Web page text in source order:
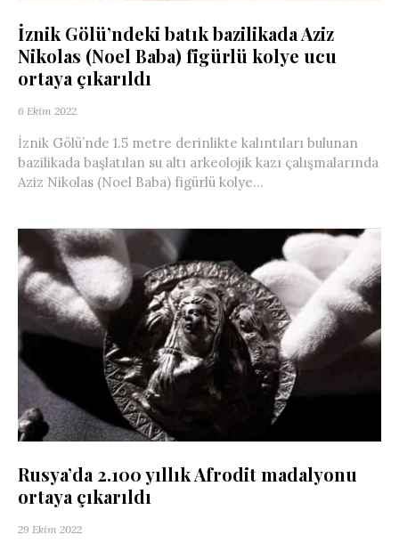
İznik Gölü’ndeki batık bazilikada Aziz
Nikolas (Noel Baba) figürlü kolye ucu
ortaya çıkarıldı
6 Ekim 2022
İznik Gölü’nde 1.5 metre derinlikte kalıntıları bulunan
bazilikada başlatılan su altı arkeolojik kazı çalışmalarında
Aziz Nikolas (Noel Baba) figürlü kolye...
Rusya’da 2.100 yıllık Afrodit madalyonu
ortaya çıkarıldı
29 Ekim 2022